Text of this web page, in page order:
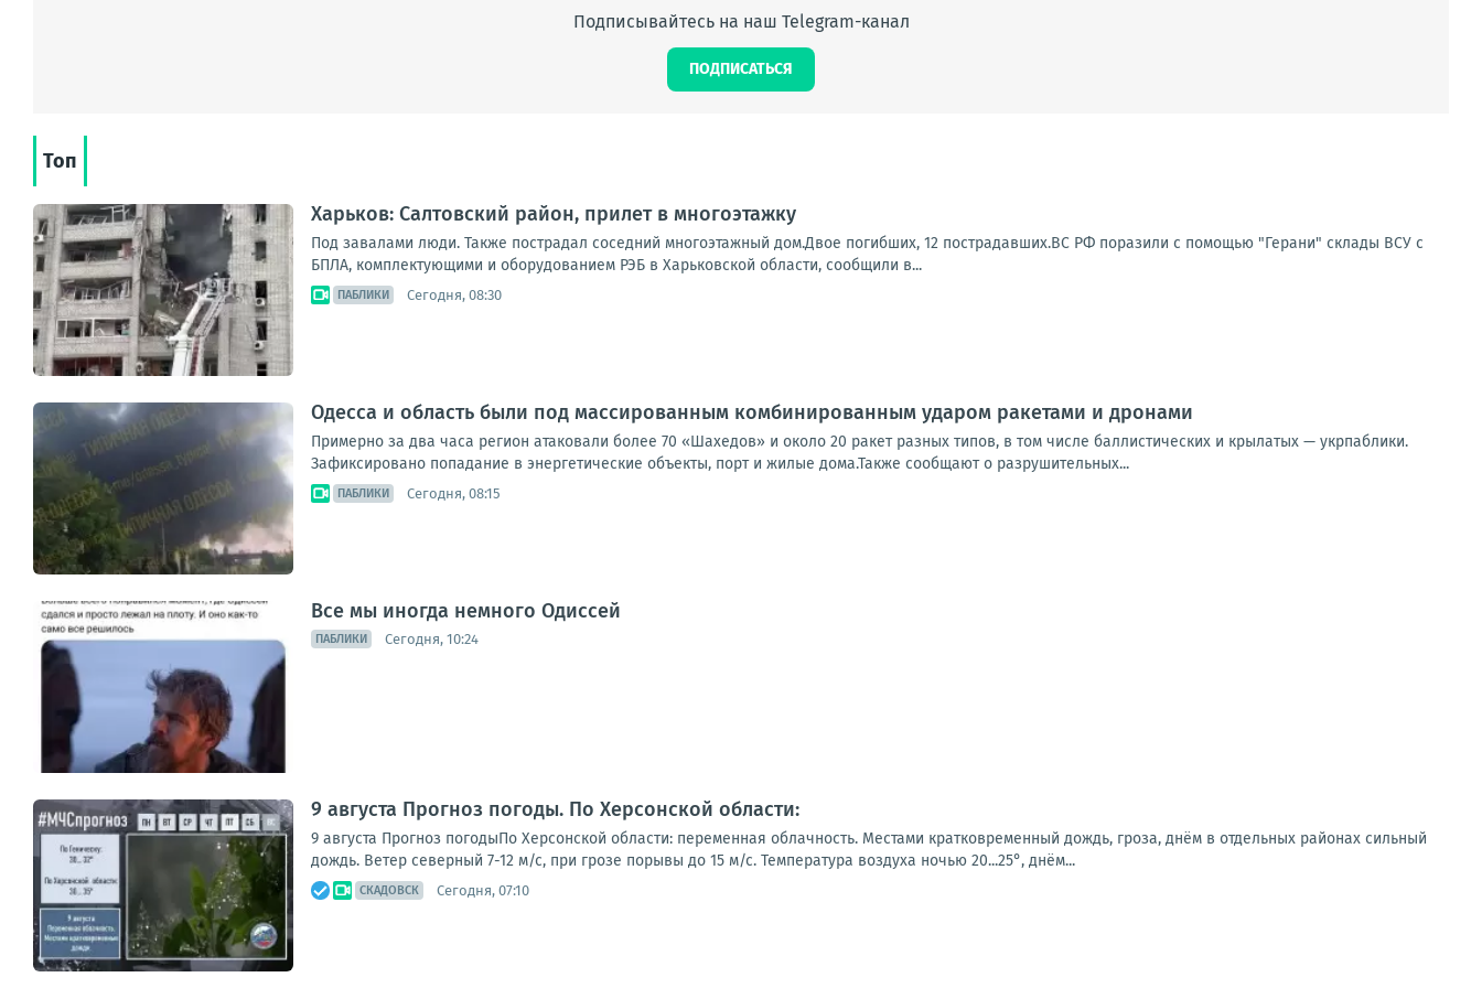
Подписывайтесь на наш Telegram-канал
ПОДПИСАТЬСЯ
Топ
Харьков: Салтовский район, прилет в многоэтажку
Под завалами люди. Также пострадал соседний многоэтажный дом.Двое погибших, 12 пострадавших.ВС РФ поразили с помощью "Герани" склады ВСУ с
БПЛА, комплектующими и оборудованием РЭБ в Харьковской области, сообщили в...
ПАБЛИКИ Сегодня, 08:30
Одесса и область были под массированным комбинированным ударом ракетами и дронами
Примерно за два часа регион атаковали более 70 «Шахедов» и около 20 ракет разных типов, в том числе баллистических и крылатых — укрпаблики.
Зафиксировано попадание в энергетические объекты, порт и жилые дома.Также сообщают о разрушительных...
ПАБЛИКИ Сегодня, 08:15
Все мы иногда немного Одиссей
ПАБЛИКИ Сегодня, 10:24
9 августа Прогноз погоды. По Херсонской области:
9 августа Прогноз погодыПо Херсонской области: переменная облачность. Местами кратковременный дождь, гроза, днём в отдельных районах сильный
дождь. Ветер северный 7-12 м/с, при грозе порывы до 15 м/с. Температура воздуха ночью 20...25°, днём...
СКАДОВСК Сегодня, 07:10